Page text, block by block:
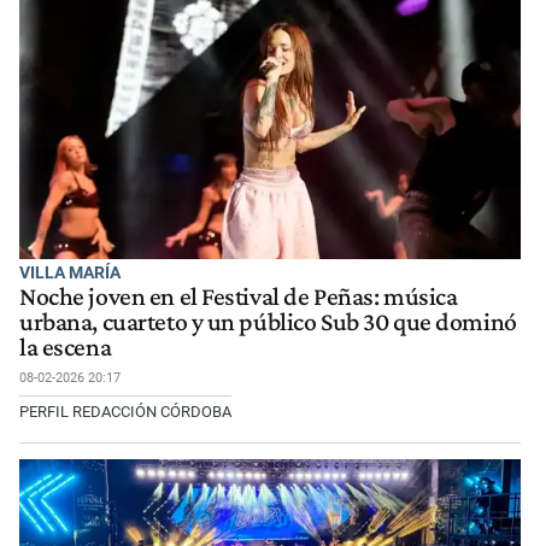
VILLA MARÍA
Noche joven en el Festival de Peñas: música
urbana, cuarteto y un público Sub 30 que dominó
la escena
08-02-2026 20:17
PERFIL REDACCIÓN CÓRDOBA